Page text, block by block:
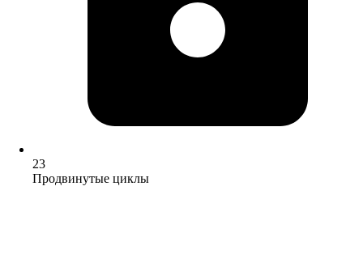
23
Продвинутые циклы